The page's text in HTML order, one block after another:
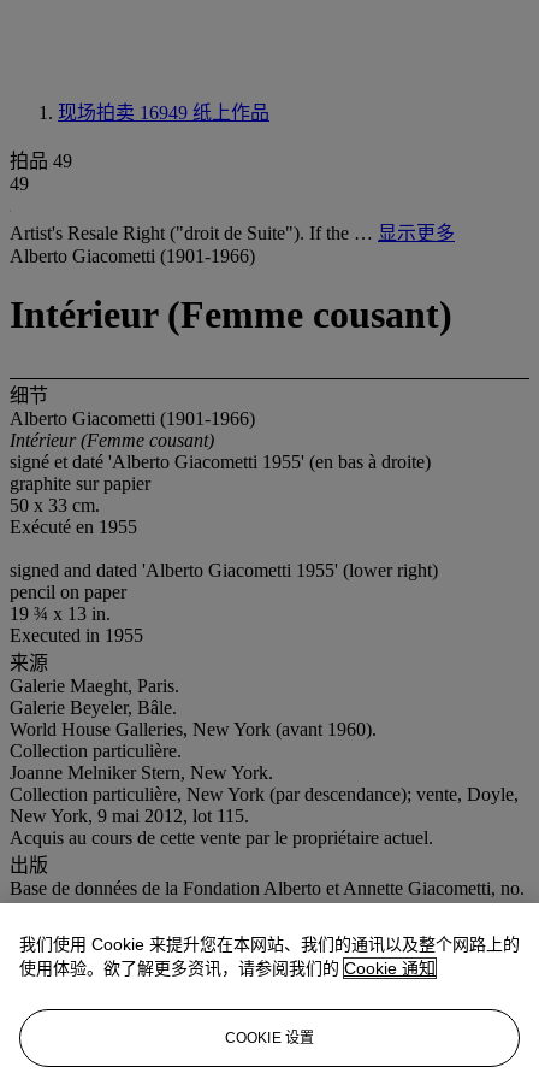
现场拍卖 16949 纸上作品
拍品 49
49
Artist's Resale Right ("droit de Suite"). If the … 显示更多
Alberto Giacometti (1901-1966)
Intérieur (Femme cousant)
细节
Alberto Giacometti (1901-1966)
Intérieur (Femme cousant)
signé et daté 'Alberto Giacometti 1955' (en bas à droite)
graphite sur papier
50 x 33 cm.
Exécuté en 1955
signed and dated 'Alberto Giacometti 1955' (lower right)
pencil on paper
19 ¾ x 13 in.
Executed in 1955
来源
Galerie Maeght, Paris.
Galerie Beyeler, Bâle.
World House Galleries, New York (avant 1960).
Collection particulière.
Joanne Melniker Stern, New York.
Collection particulière, New York (par descendance); vente, Doyle,
New York, 9 mai 2012, lot 115.
Acquis au cours de cette vente par le propriétaire actuel.
出版
Base de données de la Fondation Alberto et Annette Giacometti, no.
AGD 2082.
展览
New York, World House Galleries, Giacometti,janvier-février 1960,
no. 33.
注意事项
Artist's Resale Right ("droit de Suite"). If the Artist's Resale Right
Regulations 2006 apply to this lot, the buyer also agrees to pay us an
我们使用 Cookie 来提升您在本网站、我们的通讯以及整个网路上的
使用体验。欲了解更多资讯，请参阅我们的 Cookie 通知
COOKIE 设置